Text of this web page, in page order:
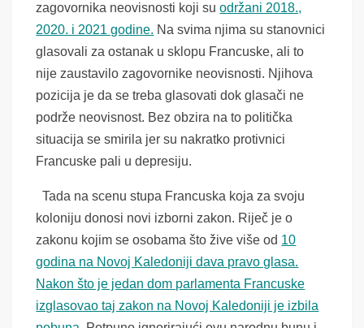
zagovornika neovisnosti koji suodržani 2018.,
2020. i 2021 godine. Na svima njima su stanovnici
glasovali za ostanak u sklopu Francuske, ali to
nije zaustavilo zagovornike neovisnosti. Njihova
pozicija je da se treba glasovati dok glasači ne
podrže neovisnost. Bez obzira na to politička
situacija se smirila jer su nakratko protivnici
Francuske pali u depresiju.
Tada na scenu stupa Francuska koja za svoju
koloniju donosi novi izborni zakon. Riječ je o
zakonu kojim se osobama što žive više od 10
godina na Novoj Kaledoniji dava pravo glasa.
Nakon što je jedan dom parlamenta Francuske
izglasovao taj zakon na Novoj Kaledoniji je izbila